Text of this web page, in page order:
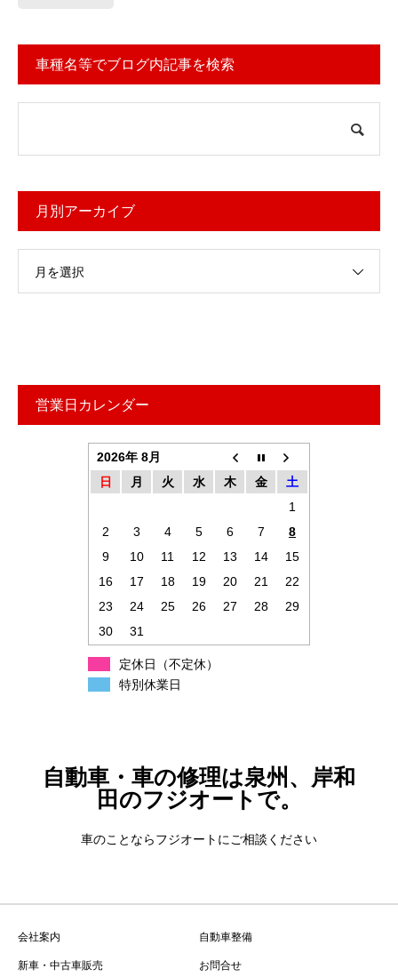
車種名等でブログ内記事を検索
月別アーカイブ
月を選択
営業日カレンダー
2026年 8月
日
月 火 水 木 金
土
1
2
3 4 5 6 7
8
9
10 11 12 13 14
15
16
17 18 19 20 21
22
23
24 25 26 27 28
29
30
31
定休日（不定休）
特別休業日
自動車・車の修理は泉州、岸和
田のフジオートで。
車のことならフジオートにご相談ください
会社案内 自動車整備
新車・中古車販売 お問合せ